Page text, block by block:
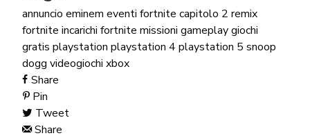
annuncio eminem eventi fortnite capitolo 2 remix
fortnite incarichi fortnite missioni gameplaygiochi
gratis playstation playstation 4 playstation 5 snoop
dogg videogiochi xbox
Share
Pin
Tweet
Share